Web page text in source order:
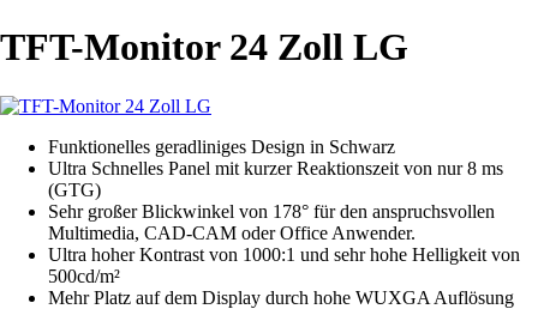
TFT-Monitor 24 Zoll LG
Funktionelles geradliniges Design in Schwarz
Ultra Schnelles Panel mit kurzer Reaktionszeit von nur 8 ms
(GTG)
Sehr großer Blickwinkel von 178° für den anspruchsvollen
Multimedia, CAD-CAM oder Office Anwender.
Ultra hoher Kontrast von 1000:1 und sehr hohe Helligkeit von
500cd/m²
Mehr Platz auf dem Display durch hohe WUXGA Auflösung